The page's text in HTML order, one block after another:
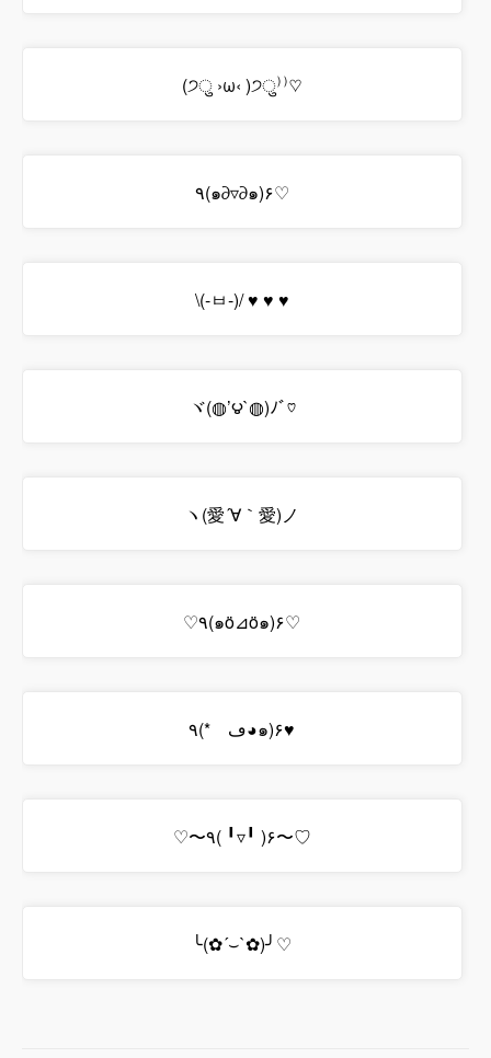
(੭ु ›ω‹ )੭ु⁾⁾♡
٩(๑∂▿∂๑)۶♡
\(-ㅂ-)/ ♥ ♥ ♥
ヾ(◍’౪`◍)ﾉﾞ♡
ヽ(愛´∀｀愛)ノ
♡٩(๑ö⊿ö๑)۶♡
٩(*ゝڡ◕๑)۶♥
♡〜٩( ╹▿╹ )۶〜♡
╰(✿´⌣`✿)╯♡